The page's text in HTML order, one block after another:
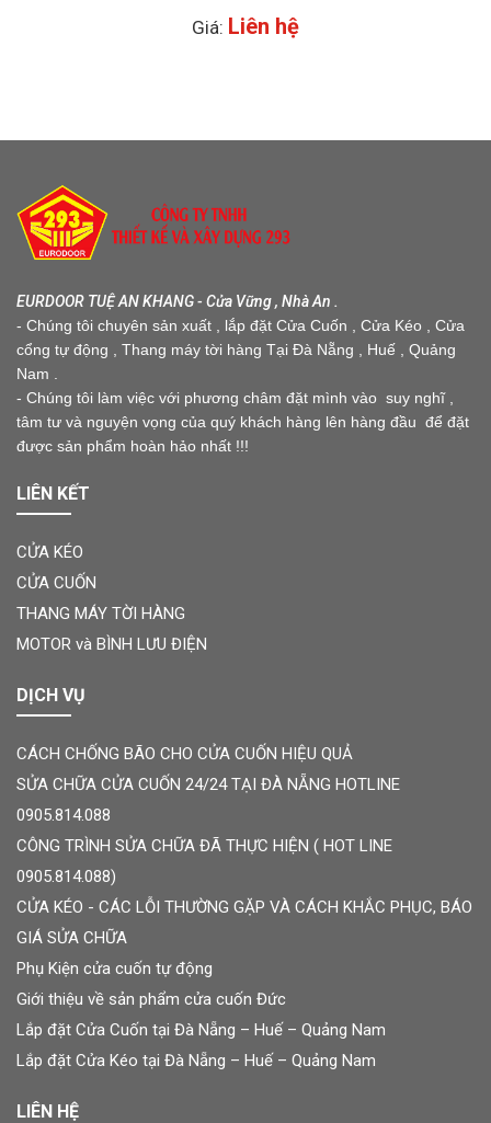
Giá: Liên hệ
EURDOOR TUỆ AN KHANG - Cửa Vững , Nhà An .
- Chúng tôi chuyên sản xuất , lắp đặt Cửa Cuốn , Cửa Kéo , Cửa
cổng tự động , Thang máy tời hàng Tại Đà Nẵng , Huế , Quảng
Nam .
- Chúng tôi làm việc với phương châm đặt mình vào suy nghĩ ,
tâm tư và nguyện vọng của quý khách hàng lên hàng đầu để đặt
được sản phẩm hoàn hảo nhất !!!
LIÊN KẾT
CỬA KÉO
CỬA CUỐN
THANG MÁY TỜI HÀNG
MOTOR và BÌNH LƯU ĐIỆN
DỊCH VỤ
CÁCH CHỐNG BÃO CHO CỬA CUỐN HIỆU QUẢ
SỬA CHỮA CỬA CUỐN 24/24 TẠI ĐÀ NẴNG HOTLINE
0905.814.088
CÔNG TRÌNH SỬA CHỮA ĐÃ THỰC HIỆN ( HOT LINE
0905.814.088)
CỬA KÉO - CÁC LỖI THƯỜNG GẶP VÀ CÁCH KHẮC PHỤC, BÁO
GIÁ SỬA CHỮA
Phụ Kiện cửa cuốn tự động
Giới thiệu về sản phẩm cửa cuốn Đức
Lắp đặt Cửa Cuốn tại Đà Nẵng – Huế – Quảng Nam
Lắp đặt Cửa Kéo tại Đà Nẵng – Huế – Quảng Nam
LIÊN HỆ